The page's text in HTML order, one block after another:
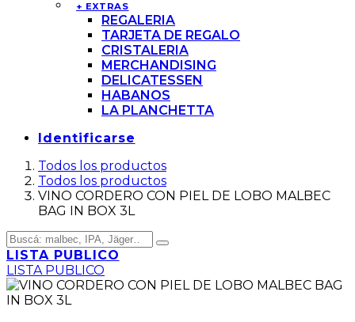
+ EXTRAS
REGALERIA
TARJETA DE REGALO
CRISTALERIA
MERCHANDISING
DELICATESSEN
HABANOS
LA PLANCHETTA
Identificarse
Todos los productos
Todos los productos
VINO CORDERO CON PIEL DE LOBO MALBEC
BAG IN BOX 3L
LISTA PUBLICO
LISTA PUBLICO